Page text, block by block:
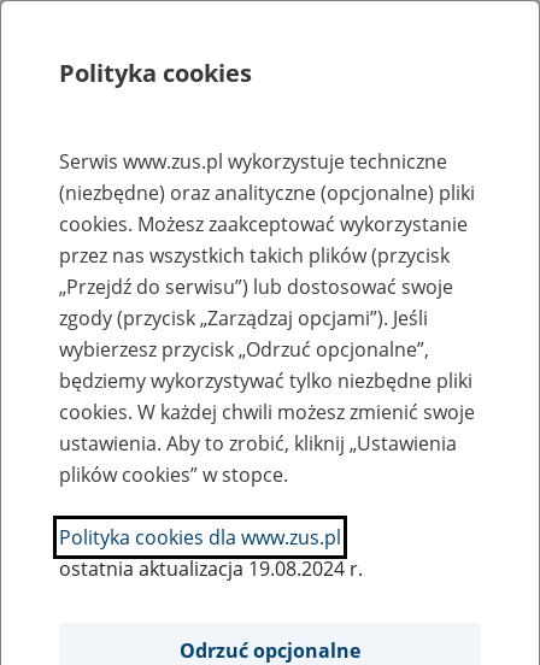
Rejestry, ewidencje i archiwa
Baza zlikwidowanych lub
przekształconych zakładów pracy
Nazwa zakładu pracy:
SZUKAJ
Polityka cookies
Serwis www.zus.pl wykorzystuje techniczne
(niezbędne) oraz analityczne (opcjonalne) pliki
cookies. Możesz zaakceptować wykorzystanie
przez nas wszystkich takich plików (przycisk
„Przejdź do serwisu”) lub dostosować swoje
zgody (przycisk „Zarządzaj opcjami”). Jeśli
wybierzesz przycisk „Odrzuć opcjonalne”,
będziemy wykorzystywać tylko niezbędne pliki
cookies. W każdej chwili możesz zmienić swoje
ustawienia. Aby to zrobić, kliknij „Ustawienia
plików cookies” w stopce.
Polityka cookies dla www.zus.pl
ostatnia aktualizacja 19.08.2024 r.
Odrzuć opcjonalne